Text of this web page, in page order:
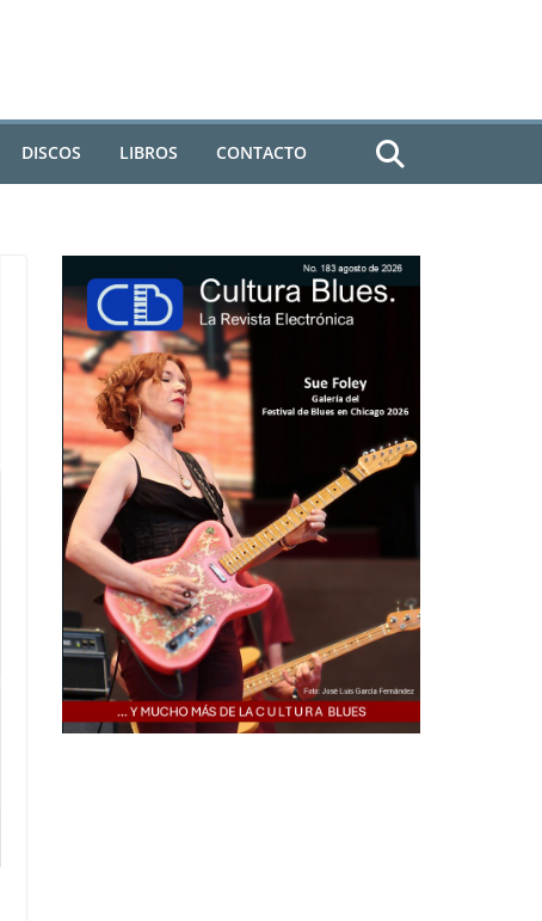
DISCOS LIBROS CONTACTO